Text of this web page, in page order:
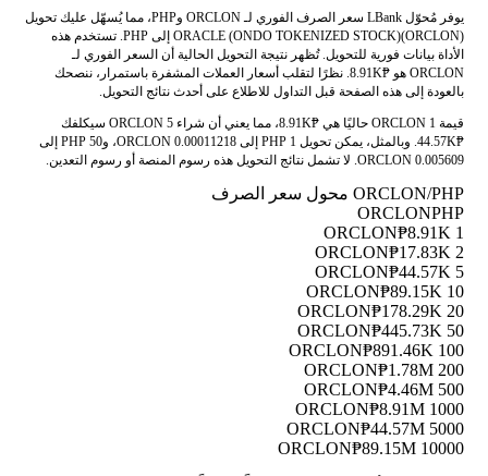
يوفر مُحوّل LBank سعر الصرف الفوري لـ ORCLON وPHP، مما يُسهّل عليك تحويل
ORACLE (ONDO TOKENIZED STOCK)(ORCLON) إلى PHP. تستخدم هذه
الأداة بيانات فورية للتحويل. تُظهر نتيجة التحويل الحالية أن السعر الفوري لـ
ORCLON هو ₱8.91K. نظرًا لتقلب أسعار العملات المشفرة باستمرار، ننصحك
بالعودة إلى هذه الصفحة قبل التداول للاطلاع على أحدث نتائج التحويل.
قيمة 1 ORCLON حاليًا هي ₱8.91K، مما يعني أن شراء 5 ORCLON سيكلفك
₱44.57K. وبالمثل، يمكن تحويل 1 PHP إلى 0.00011218 ORCLON، و50 PHP إلى
0.005609 ORCLON. لا تشمل نتائج التحويل هذه رسوم المنصة أو رسوم التعدين.
ORCLON/PHP محول سعر الصرف
ORCLONPHP
1 ORCLON
₱8.91K
2 ORCLON
₱17.83K
5 ORCLON
₱44.57K
10 ORCLON
₱89.15K
20 ORCLON
₱178.29K
50 ORCLON
₱445.73K
100 ORCLON
₱891.46K
200 ORCLON
₱1.78M
500 ORCLON
₱4.46M
1000 ORCLON
₱8.91M
5000 ORCLON
₱44.57M
10000 ORCLON
₱89.15M